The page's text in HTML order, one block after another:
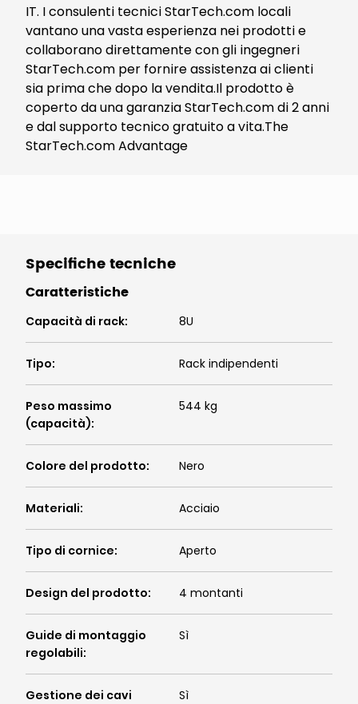
IT. I consulenti tecnici StarTech.com locali
vantano una vasta esperienza nei prodotti e
collaborano direttamente con gli ingegneri
StarTech.com per fornire assistenza ai clienti
sia prima che dopo la vendita.Il prodotto è
coperto da una garanzia StarTech.com di 2 anni
e dal supporto tecnico gratuito a vita.The
StarTech.com Advantage
Specifiche tecniche
Caratteristiche
Capacità di rack: 8U
Tipo: Rack indipendenti
Peso massimo
(capacità):
544 kg
Colore del prodotto: Nero
Materiali: Acciaio
Tipo di cornice: Aperto
Design del prodotto: 4 montanti
Guide di montaggio
regolabili:
Sì
Gestione dei cavi
Sì